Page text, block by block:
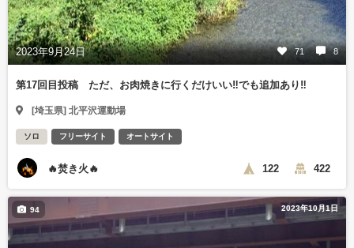
2023年9月24日 71 8
第17回目投稿 ただ、お肉焼きに行くだけいい‼️でも追加あり‼️
[埼玉県] 北平沢運動場
ソロ フリーサイト オートサイト
🔥焚き火🔥 122 422
2023年10月1日
94